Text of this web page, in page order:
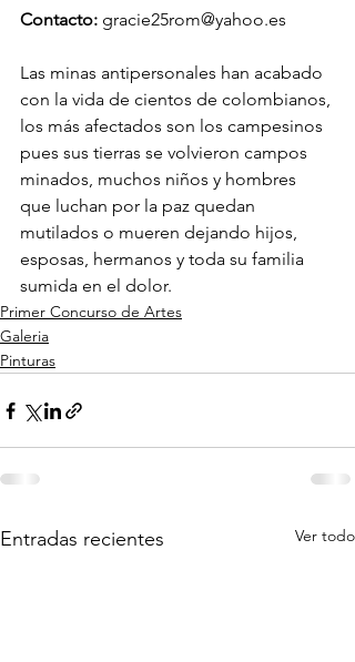
Contacto: gracie25rom@yahoo.es
Las minas antipersonales han acabado
con la vida de cientos de colombianos,
los más afectados son los campesinos
pues sus tierras se volvieron campos
minados, muchos niños y hombres
que luchan por la paz quedan
mutilados o mueren dejando hijos,
esposas, hermanos y toda su familia
sumida en el dolor.
Primer Concurso de Artes
Galeria
Pinturas
Entradas recientes Ver todo